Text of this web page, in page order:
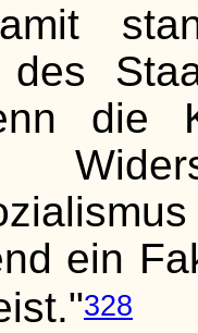
des
die
ein
328